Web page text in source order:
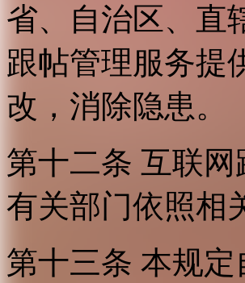
省、自治区、直
跟帖管理服务提
改，消除隐患。
第十二条 互联
有关部门依照相
第十三条 本规定